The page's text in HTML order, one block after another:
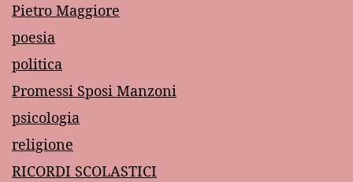
Pietro Maggiore
poesia
politica
Promessi Sposi Manzoni
psicologia
religione
RICORDI SCOLASTICI